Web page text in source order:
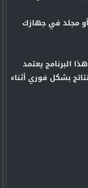
أو مجلد في جهازك
البرنامج يعتمد
بشكل فوري أثناء